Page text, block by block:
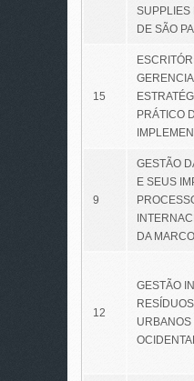
SUPPLIES
DE SÃO
15
PRÁTICO
9
GESTÃO
E SEUS
DA
12
GESTÃO